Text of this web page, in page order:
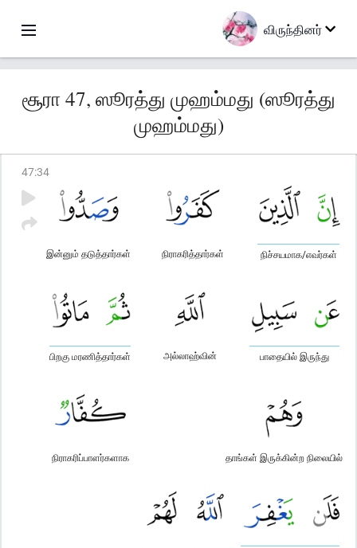
விருந்தினர்
சூரா 47, ஸூரத்து முஹம்மது (ஸூரத்து
முஹம்மது)
47:34
நிச்சயமாக/எவர்கள்
நிராகரித்தார்கள்
இன்னும் தடுத்தார்கள்
பாதையில் இருந்து
அல்லாஹ்வின்
பிறகு மரணித்தார்கள்
தாங்கள் இருக்கின்ற நிலையில்
நிராகரிப்பாளர்களாக